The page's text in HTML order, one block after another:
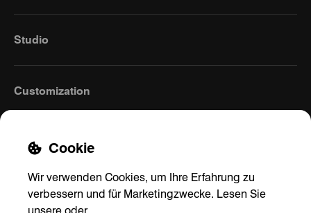
Studio
Customization
Cookie
Wir verwenden Cookies, um Ihre Erfahrung zu
verbessern und für Marketingzwecke. Lesen Sie